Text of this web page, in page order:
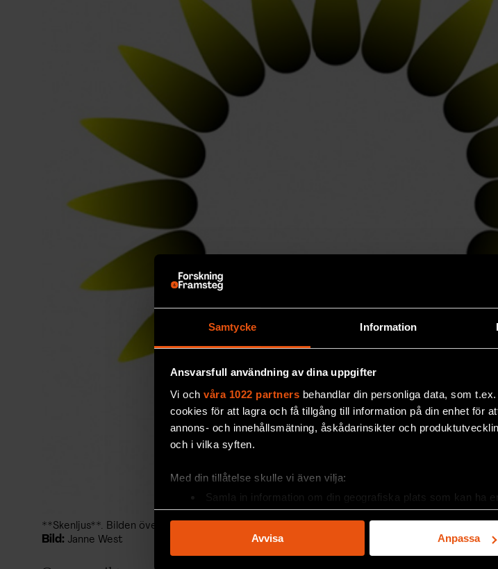
Samtycke Information
Ansvarsfull användning av dina uppgifter
Vi och våra 1022 partners behandlar din personliga data, som
cookies för att lagra och få tillgång till information på din enhet för
annons- och innehållsmätning, åskådarinsikter och
och i vilka syften.
Med din tillåtelse skulle vi även vilja:
Samla in information om din geografiska plats som kan ha
Identifiera din enhet genom att aktivt skanna den för
Ta reda på mer om hur dina personliga uppgifter behandlas och
Avvisa Anpassa
**Skenljus**. Bilden överst ser ut att vara ljusstarkare än den nedanför, men i själva verket
Bild: Janne West